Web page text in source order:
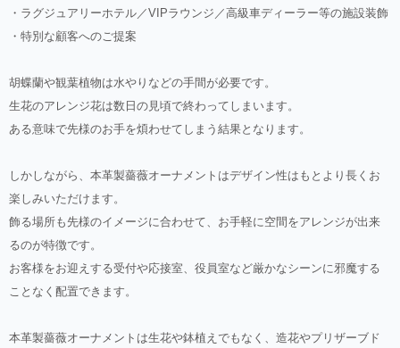
・ラグジュアリーホテル／VIPラウンジ／高級車ディーラー等の施設装飾
・特別な顧客へのご提案
胡蝶蘭や観葉植物は水やりなどの手間が必要です。
生花のアレンジ花は数日の見頃で終わってしまいます。
ある意味で先様のお手を煩わせてしまう結果となります。
しかしながら、本革製薔薇オーナメントはデザイン性はもとより長くお
楽しみいただけます。
飾る場所も先様のイメージに合わせて、お手軽に空間をアレンジが出来
るのが特徴です。
お客様をお迎えする受付や応接室、役員室など厳かなシーンに邪魔する
ことなく配置できます。
本革製薔薇オーナメントは生花や鉢植えでもなく、造花やプリザーブド